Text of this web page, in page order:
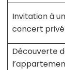
Invitation à un
concert privé
Découverte